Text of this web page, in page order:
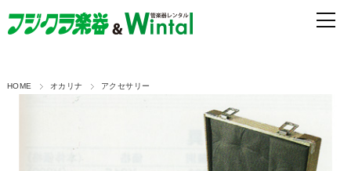
HOME オカリナ アクセサリー